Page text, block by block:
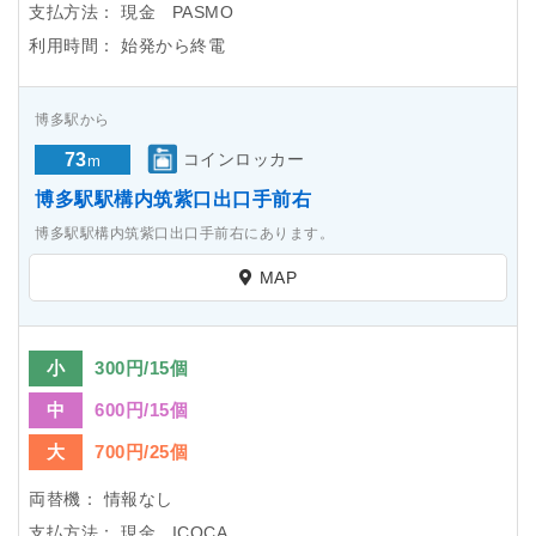
支払方法：
現金 PASMO
利用時間：
始発から終電
博多駅から
73m コインロッカー
博多駅駅構内筑紫口出口手前右
博多駅駅構内筑紫口出口手前右にあります。
MAP
小 300円/15個
中 600円/15個
大 700円/25個
両替機：
情報なし